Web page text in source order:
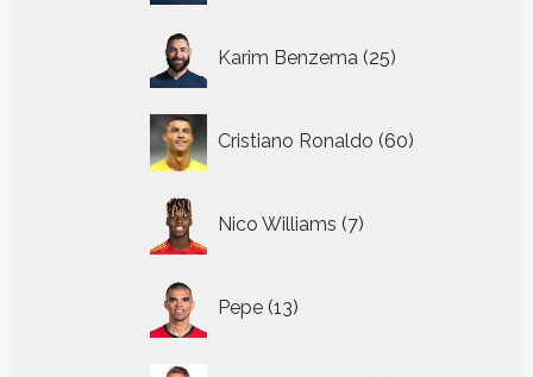
Karim Benzema 25
producten
Cristiano Ronaldo 60
producten
Nico Williams 7
producten
Pepe 13
producten